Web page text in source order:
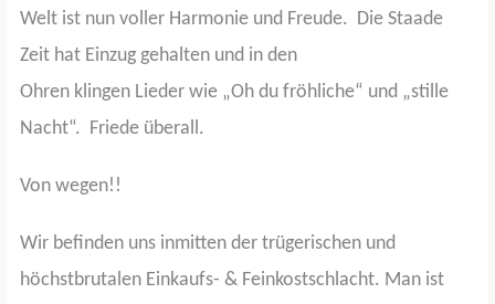
Welt ist nun voller Harmonie und Freude. Die Staade
Zeit hat Einzug gehalten und in den
Ohren klingen Lieder wie „Oh du fröhliche“ und „stille
Nacht“. Friede überall.
Von wegen!!
Wir befinden uns inmitten der trügerischen und
höchstbrutalen Einkaufs- & Feinkostschlacht. Man ist